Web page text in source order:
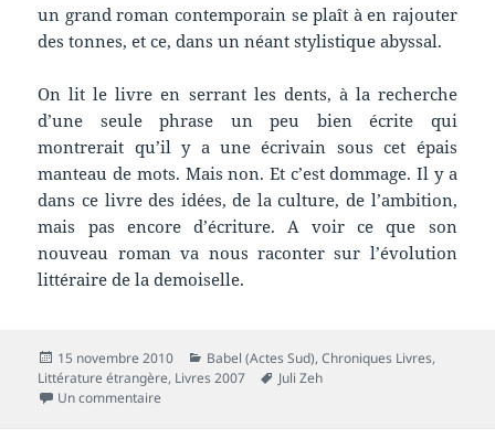
un grand roman contemporain se plaît à en rajouter
des tonnes, et ce, dans un néant stylistique abyssal.
On lit le livre en serrant les dents, à la recherche
d’une seule phrase un peu bien écrite qui
montrerait qu’il y a une écrivain sous cet épais
manteau de mots. Mais non. Et c’est dommage. Il y a
dans ce livre des idées, de la culture, de l’ambition,
mais pas encore d’écriture. A voir ce que son
nouveau roman va nous raconter sur l’évolution
littéraire de la demoiselle.
Publié
le
15 novembre 2010 Catégories
Babel (Actes Sud),Chroniques Livres,
Littérature étrangère, Livres 2007
Mots-
Juli Zeh
Un commentaire